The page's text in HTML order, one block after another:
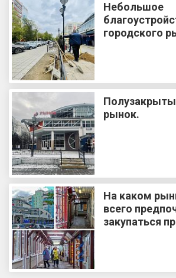
Небольшое
городского
рынок.
На каком
всего
закупаться